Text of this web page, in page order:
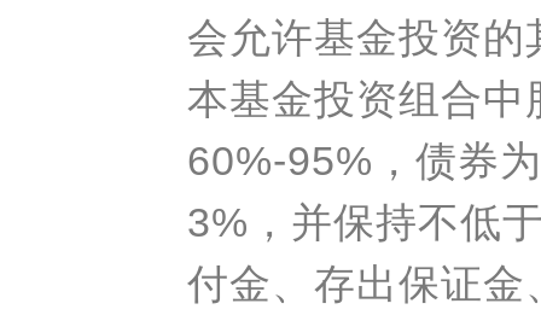
会允许基金投资
本基金投资组合
60%-95%，债券
3%，并保持不低
付金、存出保证